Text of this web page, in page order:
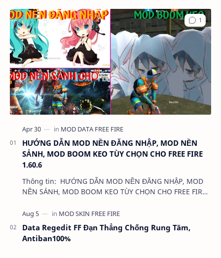
HƯỚNG DẪN MOD NỀN ĐĂNG NHẬP, MOD NỀN
SẢNH, MOD BOOM KEO TÙY CHỌN CHO FREE FIRE
1.60.6
Thông tin: HƯỚNG DẪN MOD NỀN ĐĂNG NHẬP, MOD
NỀN SẢNH, MOD BOOM KEO TÙY CHỌN CHO FREE FIRE
Data Regedit FF Đạn Thẳng Chống Rung Tâm,
Antiban100%